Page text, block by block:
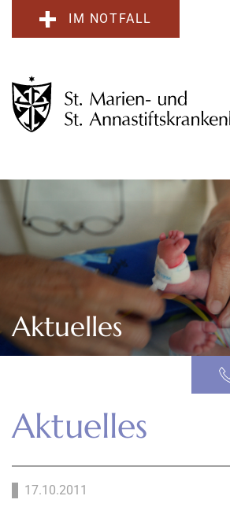
IM NOTFALL
Aktuelles
Aktuelles
17.10.2011